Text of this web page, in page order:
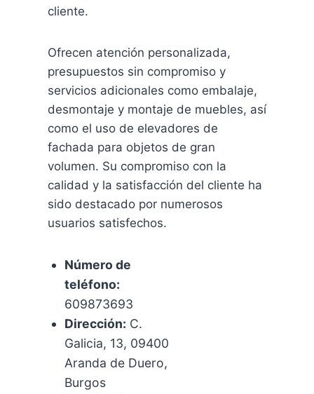
cliente.
Ofrecen atención personalizada,
presupuestos sin compromiso y
servicios adicionales como embalaje,
desmontaje y montaje de muebles, así
como el uso de elevadores de
fachada para objetos de gran
volumen. Su compromiso con la
calidad y la satisfacción del cliente ha
sido destacado por numerosos
usuarios satisfechos.
Número de
teléfono:
609873693
Dirección: C.
Galicia, 13, 09400
Aranda de Duero,
Burgos